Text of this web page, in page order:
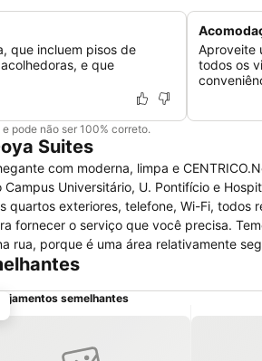
que incluem pisos de
e que
Aproveite
todos os
pode não ser 100% correto.
Suites
com moderna, limpa e
Universitário, U. Pontifício e
exteriores, telefone, Wi-Fi, todos
fornecer o serviço que você precisa.
rua, porque é uma área relativamente
nos. Nossa garantia é a opinião dos
semelhantes